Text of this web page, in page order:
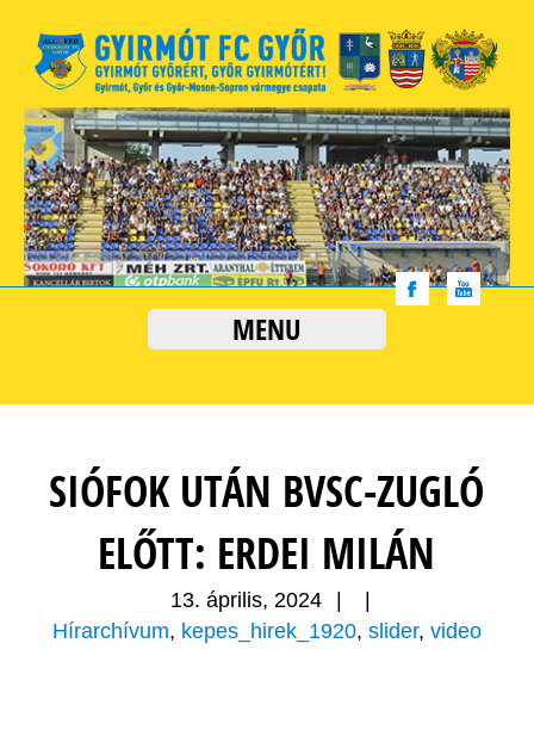
MENU
SIÓFOK UTÁN BVSC-ZUGLÓ
ELŐTT: ERDEI MILÁN
13. április, 2024
Hírarchívum, kepes_hirek_1920, slider, video